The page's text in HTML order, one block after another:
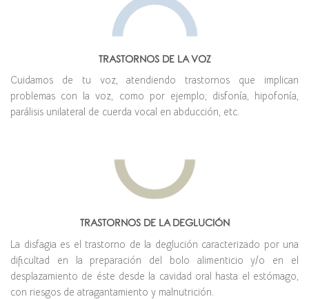
TRASTORNOS DE LA VOZ
Cuidamos de tu voz, atendiendo trastornos que implican
problemas con la voz, como por ejemplo; disfonía, hipofonía,
parálisis unilateral de cuerda vocal en abducción, etc.
TRASTORNOS DE LA DEGLUCIÓN
La disfagia es el trastorno de la deglución caracterizado por una
dificultad en la preparación del bolo alimenticio y/o en el
desplazamiento de éste desde la cavidad oral hasta el estómago,
con riesgos de atragantamiento y malnutrición.